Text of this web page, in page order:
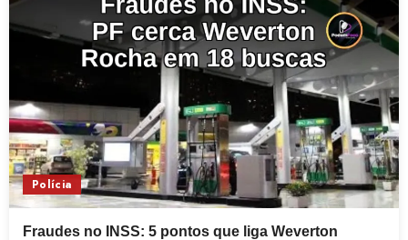
Polícia
Fraudes no INSS: 5 pontos que liga Weverton